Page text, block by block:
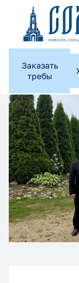
Заказать
требы
Этот
технологии,